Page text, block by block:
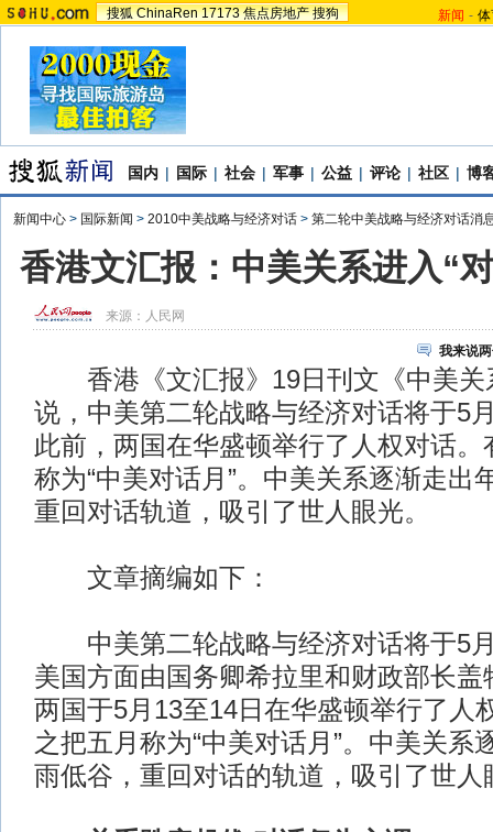
搜狐 ChinaRen 17173 焦点房地产 搜狗 新闻 -
国内 | 国际 | 社会 | 军事 | 公益 | 评论 | 社区 | 博
新闻中心 > 国际新闻 > 2010中美战略与经济对话 > 第二轮中美战略与经济对话消
香港文汇报：中美关系进入“
来源： 人民网
我来说
香港《文汇报》19日刊文《中美关
说，中美第二轮战略与经济对话将于5
此前，两国在华盛顿举行了人权对话
称为“中美对话月”。中美关系逐渐走出
重回对话轨道，吸引了世人眼光。
文章摘编如下：
中美第二轮战略与经济对话将于5
美国方面由国务卿希拉里和财政部长盖
两国于5月13至14日在华盛顿举行了人
之把五月称为“中美对话月”。中美关系
雨低谷，重回对话的轨道，吸引了世人